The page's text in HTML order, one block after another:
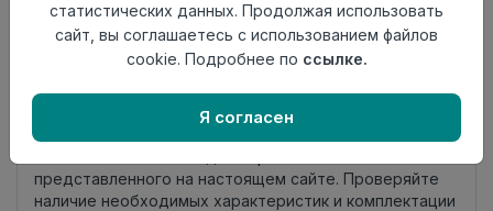
Осталось21.7 пог. м
Добавить в корзину
представленного на настоящем сайте. Проверяйте
наличие необходимых характеристик и комплектации
статистических данных. Продолжая использовать
сайт, вы соглашаетесь с использованием файлов
cookie. Подробнее по ссылке.
Я согласен